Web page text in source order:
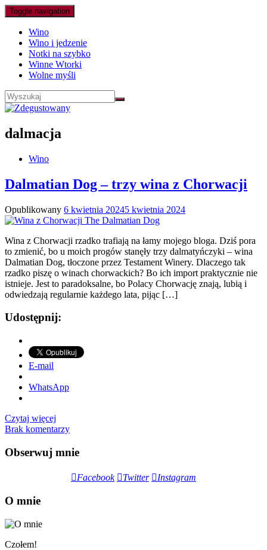
Toggle navigation
Wino
Wino i jedzenie
Notki na szybko
Winne Wtorki
Wolne myśli
dalmacja
Wino
Dalmatian Dog – trzy wina z Chorwacji
Opublikowany 6 kwietnia 20245 kwietnia 2024
Wina z Chorwacji rzadko trafiają na łamy mojego bloga. Dziś pora
to zmienić, bo u moich progów stanęły trzy dalmatyńczyki – wina
Dalmatian Dog, tłoczone przez Testament Winery. Dlaczego tak
rzadko piszę o winach chorwackich? Bo ich import praktycznie nie
istnieje. Jest to paradoksalne, bo Polacy Chorwację znają, lubią i
odwiedzają regularnie każdego lata, pijąc […]
Udostępnij:
E-mail
WhatsApp
Czytaj więcej
Brak komentarzy
Obserwuj mnie
Facebook Twitter Instagram
O mnie
Czołem!